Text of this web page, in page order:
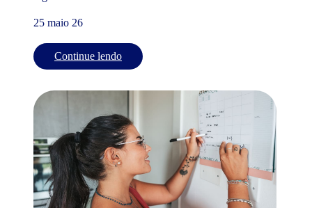
25 maio 26
Continue lendo